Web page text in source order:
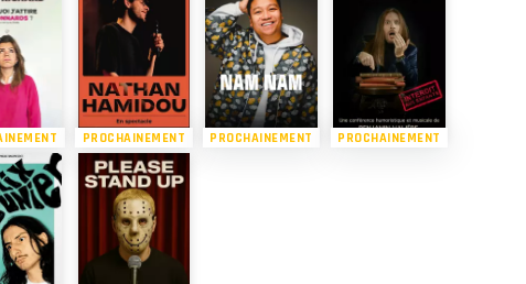
PROCHAINEMENT PROCHAINEMENT PROCHAINEMENT